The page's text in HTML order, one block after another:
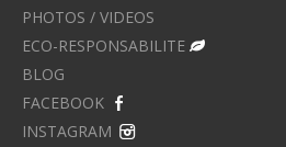
PHOTOS / VIDEOS
ECO-RESPONSABILITE
BLOG
FACEBOOK
INSTAGRAM